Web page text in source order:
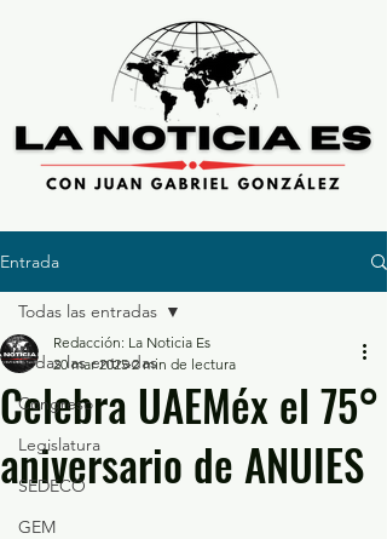
Entrada
Todas las entradas
Congreso
Legislatura
SEDECO
GEM
Todas las entradas
Celebra UAEMéx el 75°
aniversario de ANUIES
Redacción: La Noticia Es
20 mar 2025 2 min de lectura